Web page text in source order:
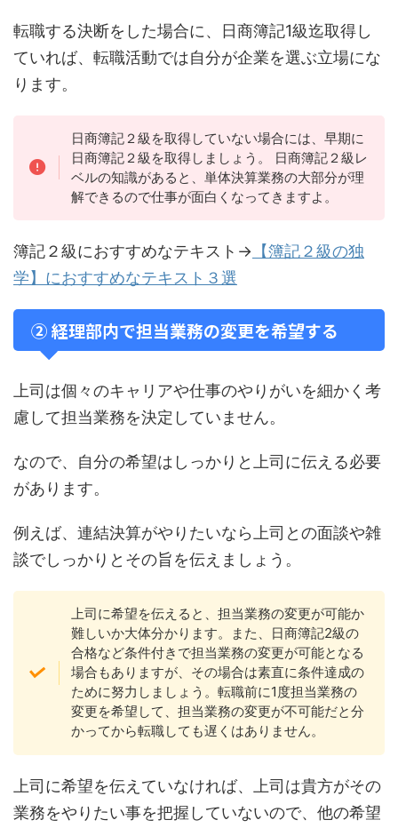
転職する決断をした場合に、日商簿記1級迄取得し
ていれば、転職活動では自分が企業を選ぶ立場にな
ります。
日商簿記２級を取得していない場合には、早期に
日商簿記２級を取得しましょう。 日商簿記２級レ
ベルの知識があると、単体決算業務の大部分が理
解できるので仕事が面白くなってきますよ。
簿記２級におすすめなテキスト→ 【簿記２級の独
学】におすすめなテキスト３選
② 経理部内で担当業務の変更を希望する
上司は個々のキャリアや仕事のやりがいを細かく考
慮して担当業務を決定していません。
なので、自分の希望はしっかりと上司に伝える必要
があります。
例えば、連結決算がやりたいなら上司との面談や雑
談でしっかりとその旨を伝えましょう。
上司に希望を伝えると、担当業務の変更が可能か
難しいか大体分かります。また、日商簿記2級の
合格など条件付きで担当業務の変更が可能となる
場合もありますが、その場合は素直に条件達成の
ために努力しましょう。転職前に1度担当業務の
変更を希望して、担当業務の変更が不可能だと分
かってから転職しても遅くはありません。
上司に希望を伝えていなければ、上司は貴方がその
業務をやりたい事を把握していないので、他の希望